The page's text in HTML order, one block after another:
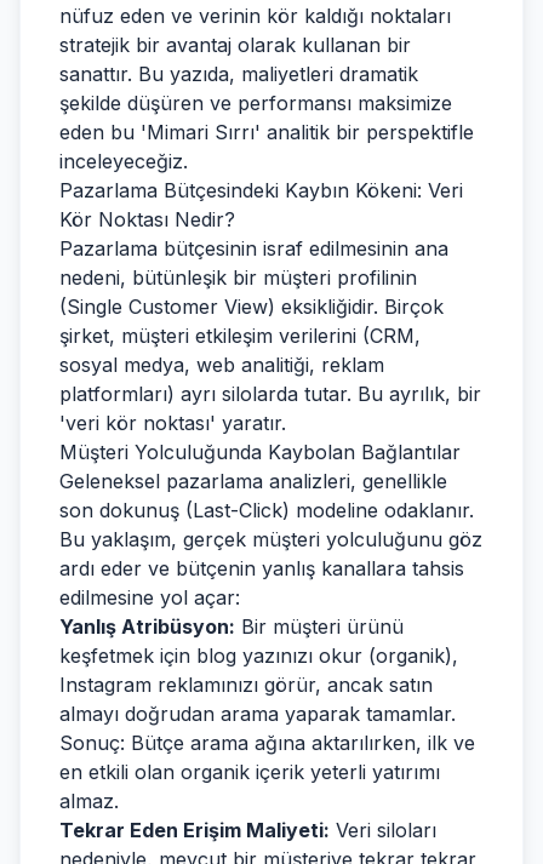
nüfuz eden ve verinin kör kaldığı noktaları
stratejik bir avantaj olarak kullanan bir
sanattır. Bu yazıda, maliyetleri dramatik
şekilde düşüren ve performansı maksimize
eden bu 'Mimari Sırrı' analitik bir perspektifle
inceleyeceğiz.
Pazarlama Bütçesindeki Kaybın Kökeni: Veri
Kör Noktası Nedir?
Pazarlama bütçesinin israf edilmesinin ana
nedeni, bütünleşik bir müşteri profilinin
(Single Customer View) eksikliğidir. Birçok
şirket, müşteri etkileşim verilerini (CRM,
sosyal medya, web analitiği, reklam
platformları) ayrı silolarda tutar. Bu ayrılık, bir
'veri kör noktası' yaratır.
Müşteri Yolculuğunda Kaybolan Bağlantılar
Geleneksel pazarlama analizleri, genellikle
son dokunuş (Last-Click) modeline odaklanır.
Bu yaklaşım, gerçek müşteri yolculuğunu göz
ardı eder ve bütçenin yanlış kanallara tahsis
edilmesine yol açar:
Yanlış Atribüsyon: Bir müşteri ürünü
keşfetmek için blog yazınızı okur (organik),
Instagram reklamınızı görür, ancak satın
almayı doğrudan arama yaparak tamamlar.
Sonuç: Bütçe arama ağına aktarılırken, ilk ve
en etkili olan organik içerik yeterli yatırımı
almaz.
Tekrar Eden Erişim Maliyeti: Veri siloları
nedeniyle, mevcut bir müşteriye tekrar tekrar